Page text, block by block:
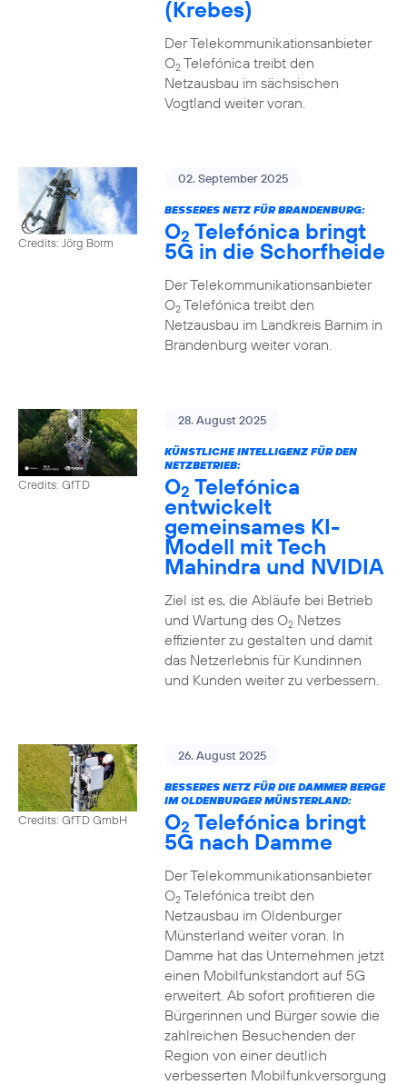
(Krebes)
Der Telekommunikationsanbieter
O2Telefónica treibt den
Netzausbau im sächsischen
Vogtland weiter voran.
Credits: Jörg Borm
02. September 2025
BESSERES NETZ FÜR BRANDENBURG:
O2 Telefónica bringt
5G in die Schorfheide
Der Telekommunikationsanbieter
O2Telefónica treibt den
Netzausbau im Landkreis Barnim in
Brandenburg weiter voran.
Credits: GfTD
28. August 2025
KÜNSTLICHE INTELLIGENZ FÜR DEN
NETZBETRIEB:
O2 Telefónica
entwickelt
gemeinsames KI-
Modell mit Tech
Mahindra und NVIDIA
Ziel ist es, die Abläufe bei Betrieb
und Wartung des O2Netzes
effizienter zu gestalten und damit
das Netzerlebnis für Kundinnen
und Kunden weiter zu verbessern.
Credits: GfTD GmbH
26. August 2025
BESSERES NETZ FÜR DIE DAMMER BERGE
IM OLDENBURGER MÜNSTERLAND:
O2 Telefónica bringt
5G nach Damme
Der Telekommunikationsanbieter
O2Telefónica treibt den
Netzausbau im Oldenburger
Münsterland weiter voran. In
Damme hat das Unternehmen jetzt
einen Mobilfunkstandort auf 5G
erweitert. Ab sofort profitieren die
Bürgerinnen und Bürger sowie die
zahlreichen Besuchenden der
Region von einer deutlich
verbesserten Mobilfunkversorgung